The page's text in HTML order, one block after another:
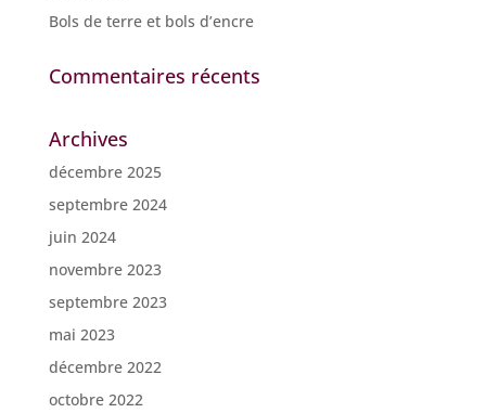
Bols de terre et bols d’encre
Commentaires récents
Archives
décembre 2025
septembre 2024
juin 2024
novembre 2023
septembre 2023
mai 2023
décembre 2022
octobre 2022